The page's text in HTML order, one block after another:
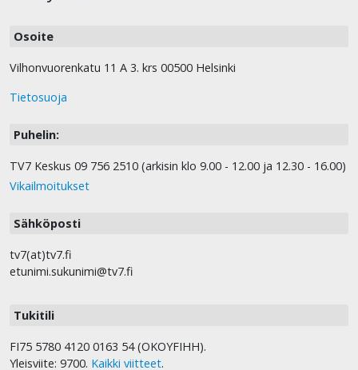
Osoite
Vilhonvuorenkatu 11 A 3. krs 00500 Helsinki
Tietosuoja
Puhelin:
TV7 Keskus 09 756 2510 (arkisin klo 9.00 - 12.00 ja 12.30 - 16.00)
Vikailmoitukset
Sähköposti
tv7(at)tv7.fi
etunimi.sukunimi@tv7.fi
Tukitili
FI75 5780 4120 0163 54 (OKOYFIHH).
Yleisviite: 9700. Kaikki viitteet.